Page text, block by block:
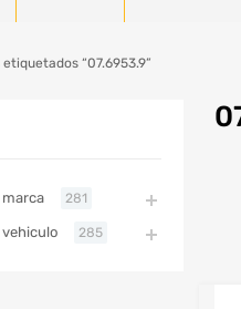
“07.6953.9”
281
285